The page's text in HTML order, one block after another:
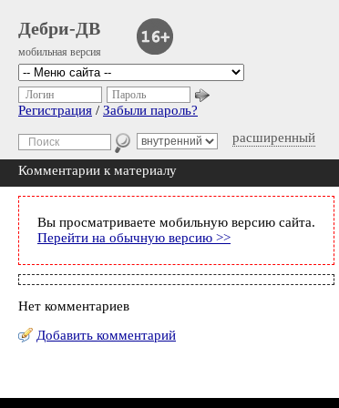
Дебри-ДВ
мобильная версия
расширенный
Логин Пароль
Регистрация / Забыли пароль?
Комментарии к материалу
Вы просматриваете мобильную версию сайта.
Перейти на обычную версию >>
Нет комментариев
Добавить комментарий